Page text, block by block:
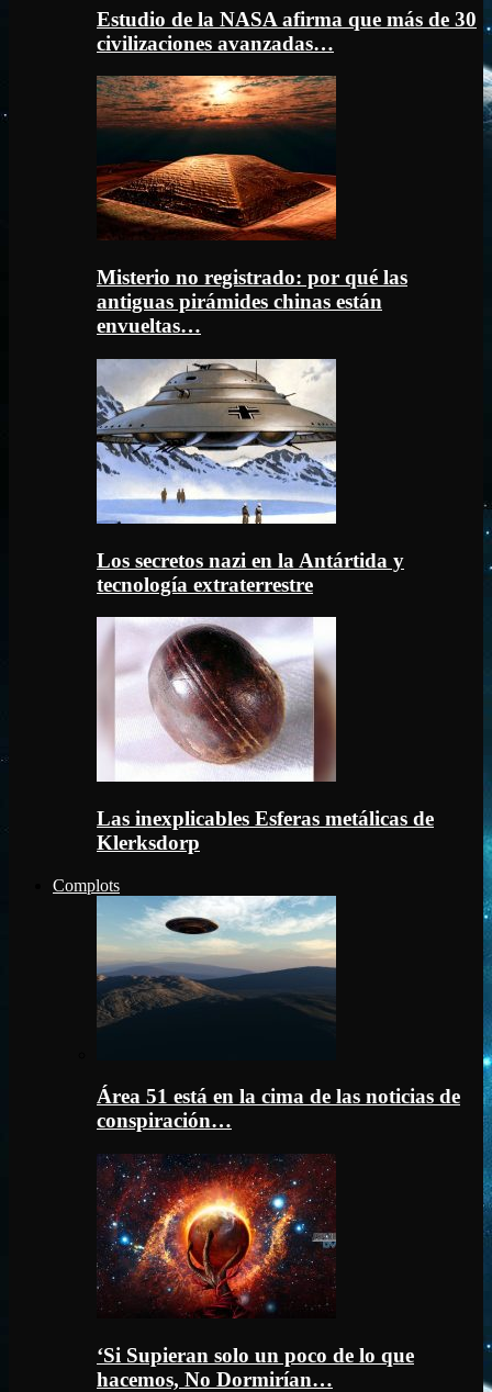
Estudio de la NASA afirma que más de 30
civilizaciones avanzadas…
Misterio no registrado: por qué las
antiguas pirámides chinas están
envueltas…
Los secretos nazi en la Antártida y
tecnología extraterrestre
Las inexplicables Esferas metálicas de
Klerksdorp
Complots
Área 51 está en la cima de las noticias de
conspiración…
‘Si Supieran solo un poco de lo que
hacemos, No Dormirían…